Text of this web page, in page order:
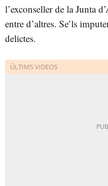
l’exconseller de la Junta
entre d’altres. Se’ls
delictes.